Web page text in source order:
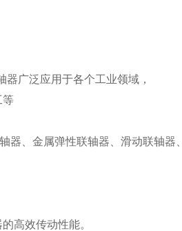
广泛应用于各个工业领域，
等
器、金属弹性联轴器、滑动联轴器、
高效传动性能。